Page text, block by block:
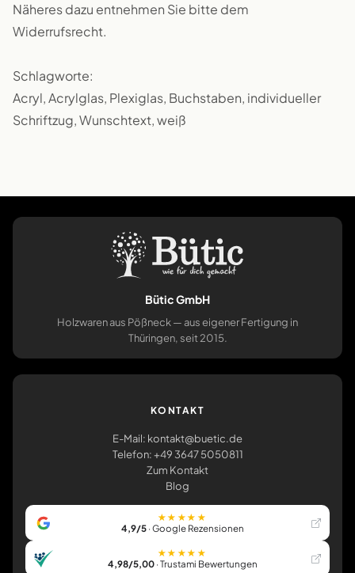
Näheres dazu entnehmen Sie bitte dem
Widerrufsrecht.
Schlagworte:
Acryl, Acrylglas, Plexiglas, Buchstaben, individueller
Schriftzug, Wunschtext, weiß
Bütic GmbH
Holzwaren aus Pößneck — aus eigener Fertigung in
Thüringen, seit 2015.
KONTAKT
E-Mail: kontakt@buetic.de
Telefon: +49 3647 5050811
Zum Kontakt
Blog
★★★★★
4,9/5· Google Rezensionen
★★★★★
4,98/5,00· Trustami Bewertungen